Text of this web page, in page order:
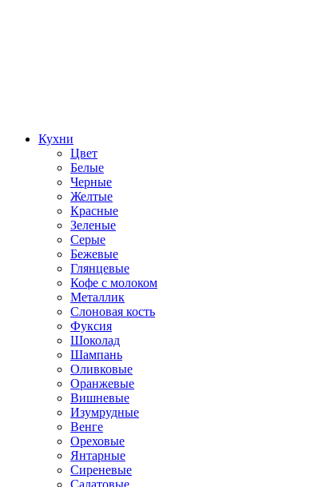
Кухни
Цвет
Белые
Черные
Желтые
Красные
Зеленые
Серые
Бежевые
Глянцевые
Кофе с молоком
Металлик
Слоновая кость
Фуксия
Шоколад
Шампань
Оливковые
Оранжевые
Вишневые
Изумрудные
Венге
Ореховые
Янтарные
Сиреневые
Салатовые